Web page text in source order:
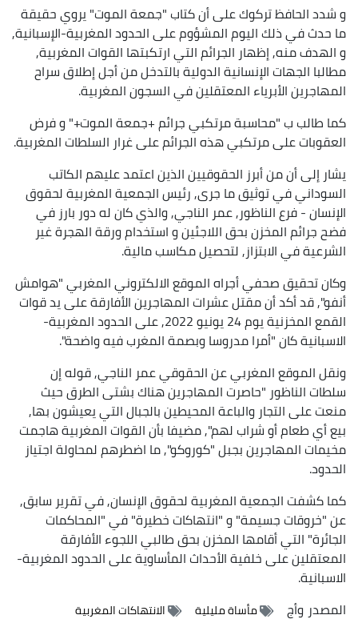
و شدد الحافظ تركوك على أن كتاب "جمعة الموت" يروي حقيقة
ما حدث في ذلك اليوم المشؤوم على الحدود المغربية-الإسبانية,
و الهدف منه, إظهار الجرائم التي ارتكبتها القوات المغربية,
مطالبا الجهات الإنسانية الدولية بالتدخل من أجل إطلاق سراح
المهاجرين الأبرياء المعتقلين في السجون المغربية.
كما طالب ب "محاسبة مرتكبي جرائم +جمعة الموت+" و فرض
العقوبات على مرتكبي هذه الجرائم على غرار السلطات المغربية.
يشار إلى أن من أبرز الحقوقيين الذين اعتمد عليهم الكاتب
السوداني في توثيق ما جرى, رئيس الجمعية المغربية لحقوق
الإنسان - فرع الناظور, عمر الناجي, والذي كان له دور بارز في
فضح جرائم المخزن بحق اللاجئين و استخدام ورقة الهجرة غير
الشرعية في الابتزاز, لتحصيل مكاسب مالية.
وكان تحقيق صحفي أجراه الموقع الالكتروني المغربي "هوامش
أنفو", قد أكد أن مقتل عشرات المهاجرين الأفارقة على يد قوات
القمع المخزنية يوم 24 يونيو 2022, على الحدود المغربية-
الاسبانية كان "أمرا مدروسا وبصمة المغرب فيه واضحة".
ونقل الموقع المغربي عن الحقوقي عمر الناجي, قوله إن
سلطات الناظور "حاصرت المهاجرين هناك بشتى الطرق حيث
منعت على التجار والباعة المحيطين بالجبال التي يعيشون بها,
بيع أي طعام أو شراب لهم", مضيفا بأن القوات المغربية هاجمت
مخيمات المهاجرين بجبل "كوروكو", ما اضطرهم لمحاولة اجتياز
الحدود.
كما كشفت الجمعية المغربية لحقوق الإنسان, في تقرير سابق,
عن "خروقات جسيمة" و "انتهاكات خطيرة" في "المحاكمات
الجائرة" التي أقامها المخزن بحق طالبي اللجوء الأفارقة
المعتقلين على خلفية الأحداث المأساوية على الحدود المغربية-
الاسبانية.
المصدروأج مأساة مليلية
الانتهاكات المغربية